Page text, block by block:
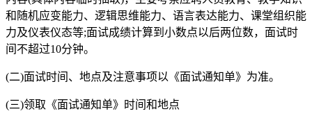
和随机应变能力、逻辑思维能力、语言表达能力、课堂组织能
力及仪表仪态等;面试成绩计算到小数点以后两位数，面试时
间不超过10分钟。
(二)面试时间、地点及注意事项以《面试通知单》为准。
(三)领取《面试通知单》时间和地点